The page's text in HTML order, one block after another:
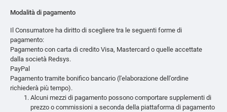
Modalità di pagamento
Il Consumatore ha diritto di scegliere tra le seguenti forme di
pagamento:
Pagamento con carta di credito Visa, Mastercard o quelle accettate
dalla società Redsys.
PayPal
Pagamento tramite bonifico bancario (l'elaborazione dell'ordine
richiederà più tempo).
Alcuni mezzi di pagamento possono comportare supplementi di
prezzo o commissioni a seconda della piattaforma di pagamento